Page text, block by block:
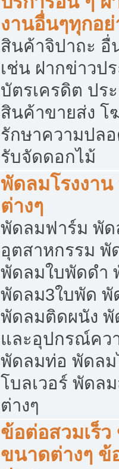
งานอื่นๆทุกอ
สินค้าจิปาถะ อื่
เช่น ฝากข่าวป
บัตรเครดิต ปร
สินค้าขายส่ง
รักษาความปล
รับจัดดอกไม้
พัดลมโรงงา
ต่างๆ
พัดลมฟาร์ม พัด
อุตสาหกรรม
พัดลมใบพัดดำ
พัดลม3ใบพัด พั
พัดลมติดผนัง
และอุปกรณ์คว
พัดลมท่อ พัดลม
โบลเวอร์ พัดล
ต่างๆ
ข้อต่อสวมเร็
ขนาดต่างๆ ข้